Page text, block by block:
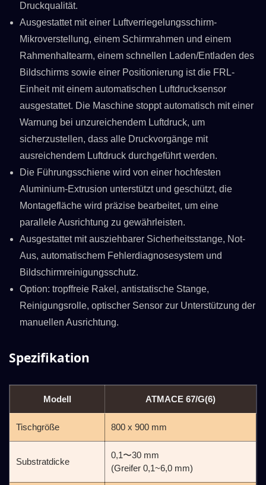
Druckqualität.
Ausgestattet mit einer Luftverriegelungsschirm-
Mikroverstellung, einem Schirmrahmen und einem
Rahmenhaltearm, einem schnellen Laden/Entladen des
Bildschirms sowie einer Positionierung ist die FRL-
Einheit mit einem automatischen Luftdrucksensor
ausgestattet. Die Maschine stoppt automatisch mit einer
Warnung bei unzureichendem Luftdruck, um
sicherzustellen, dass alle Druckvorgänge mit
ausreichendem Luftdruck durchgeführt werden.
Die Führungsschiene wird von einer hochfesten
Aluminium-Extrusion unterstützt und geschützt, die
Montagefläche wird präzise bearbeitet, um eine
parallele Ausrichtung zu gewährleisten.
Ausgestattet mit ausziehbarer Sicherheitsstange, Not-
Aus, automatischem Fehlerdiagnosesystem und
Bildschirmreinigungsschutz.
Option: tropffreie Rakel, antistatische Stange,
Reinigungsrolle, optischer Sensor zur Unterstützung der
manuellen Ausrichtung.
Spezifikation
Modell ATMACE 67/G(6)
Tischgröße 800 x 900 mm
Substratdicke
0,1〜30 mm
(Greifer 0,1~6,0 mm)